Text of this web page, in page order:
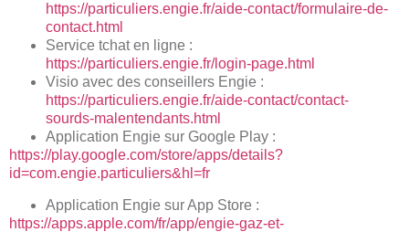
https://particuliers.engie.fr/aide-contact/formulaire-de-
contact.html
Service tchat en ligne :
https://particuliers.engie.fr/login-page.html
Visio avec des conseillers Engie :
https://particuliers.engie.fr/aide-contact/contact-
sourds-malentendants.html
Application Engie sur Google Play :
https://play.google.com/store/apps/details?
id=com.engie.particuliers&hl=fr
Application Engie sur App Store :
https://apps.apple.com/fr/app/engie-gaz-et-